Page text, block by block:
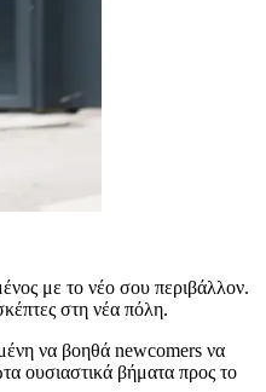
με το νέο σου περιβάλλον.
στη νέα πόλη.
να βοηθά newcomers να
ουσιαστικά βήματα προς το